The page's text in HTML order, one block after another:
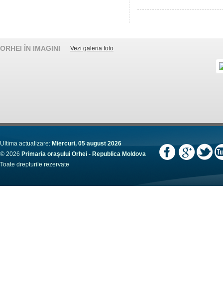
ORHEI ÎN IMAGINI Vezi galeria foto
Ultima actualizare: Miercuri, 05 august 2026
© 2026 Primaria orașului Orhei - Republica Moldova
Toate drepturile rezervate